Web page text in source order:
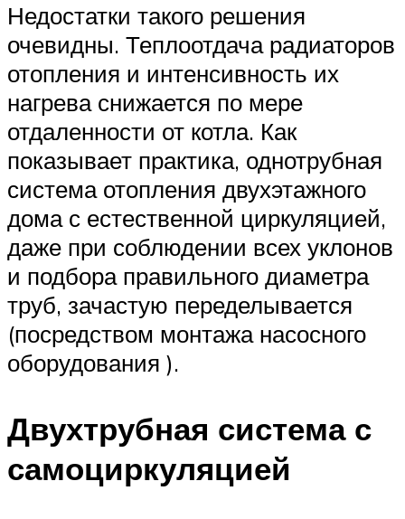
Недостатки такого решения
очевидны. Теплоотдача радиаторов
отопления и интенсивность их
нагрева снижается по мере
отдаленности от котла. Как
показывает практика, однотрубная
система отопления двухэтажного
дома с естественной циркуляцией,
даже при соблюдении всех уклонов
и подбора правильного диаметра
труб, зачастую переделывается
(посредством монтажа насосного
оборудования ).
Двухтрубная система с
самоциркуляцией